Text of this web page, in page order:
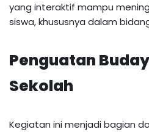
yang interaktif mampu
siswa, khususnya dalam
Penguatan
Sekolah
Kegiatan ini menjadi bagian